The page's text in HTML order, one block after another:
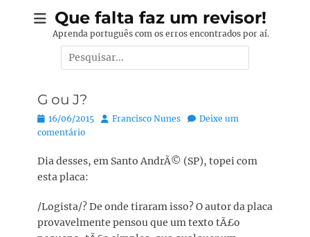
Que falta faz um revisor!
Aprenda português com os erros encontrados por aí.
Pesquisar
por:
G ou J?
Posted
on
16/06/2015 Autor:
Francisco Nunes
Deixe um
comentário
Dia desses, em Santo AndrÃ© (SP), topei com
esta placa:
/Logista/? De onde tiraram isso? O autor da placa
provavelmente pensou que um texto tÃ£o